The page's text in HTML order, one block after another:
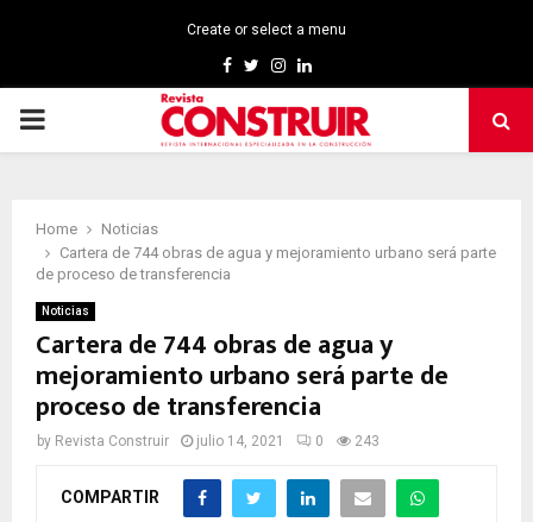
Create or select a menu
Facebook
TwitterInstagram
Linkedin
PRIMARY
Home
Noticias
Cartera de 744 obras de agua y mejoramiento urbano será parte
de proceso de transferencia
Noticias
Cartera de 744 obras de agua y
mejoramiento urbano será parte de
proceso de transferencia
by Revista Construir julio 14, 2021 0 243
COMPARTIR